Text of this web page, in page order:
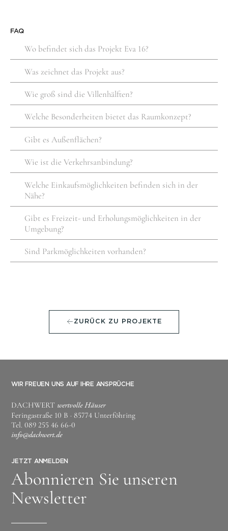
FAQ
Wo befindet sich das Projekt Eva 16?
Was zeichnet das Projekt aus?
Wie groß sind die Villenhälften?
Welche Besonderheiten bietet das Raumkonzept?
Gibt es Außenflächen?
Wie ist die Verkehrsanbindung?
Welche Einkaufsmöglichkeiten befinden sich in der
Nähe?
Gibt es Freizeit- und Erholungsmöglichkeiten in der
Umgebung?
Sind Parkmöglichkeiten vorhanden?
ZURÜCK ZU PROJEKTE
WIR FREUEN UNS AUF IHRE ANSPRÜCHE
DACHWERT wertvolle Häuser
Feringastraße 10 B · 85774 Unterföhring
Tel.089 255 46 66-0
info@dachwert.de
JETZT ANMELDEN
Abonnieren Sie unseren
Newsletter